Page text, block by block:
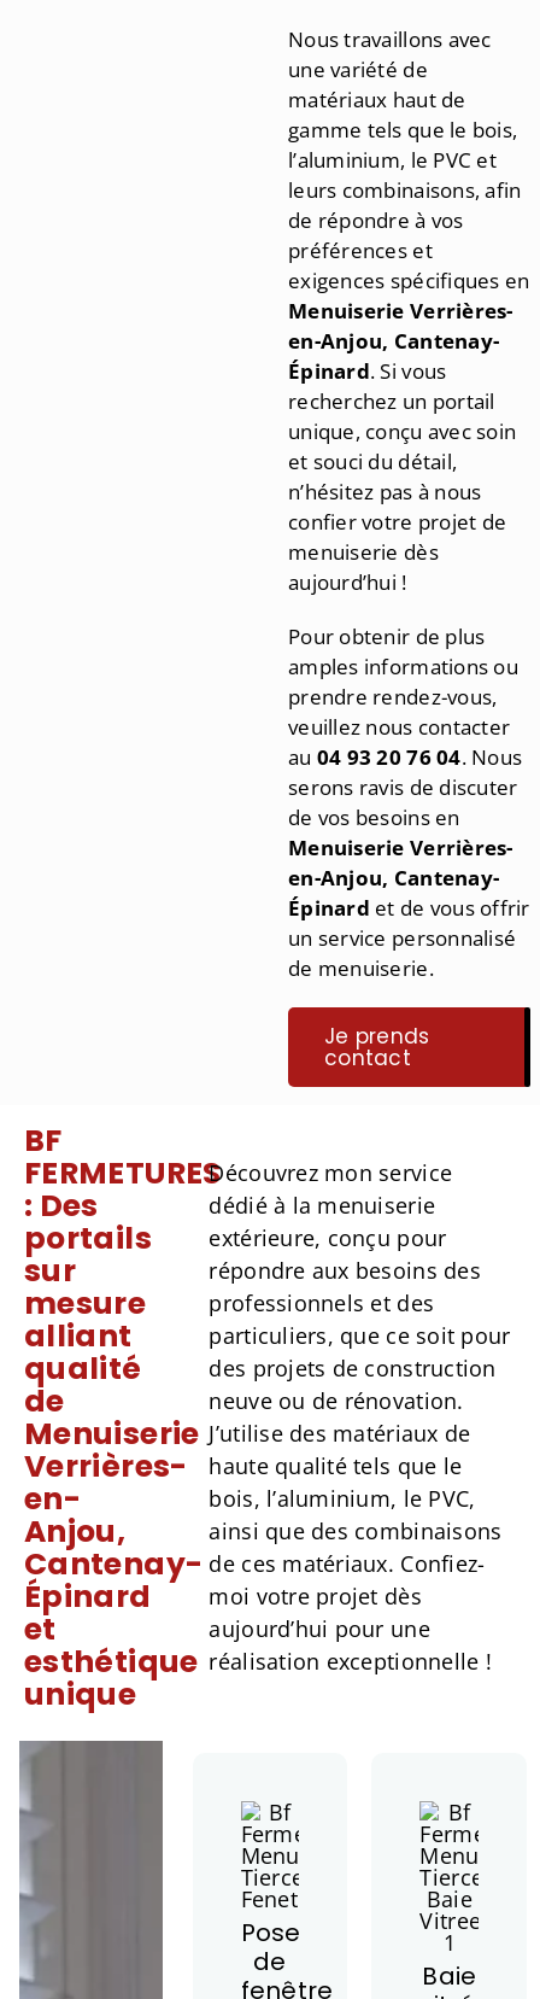
Nous travaillons avec
une variété de
matériaux haut de
gamme tels que le bois,
l’aluminium, le PVC et
leurs combinaisons, afin
de répondre à vos
préférences et
exigences spécifiques en
Menuiserie Verrières-
en-Anjou, Cantenay-
Épinard. Si vous
recherchez un portail
unique, conçu avec soin
et souci du détail,
n’hésitez pas à nous
confier votre projet de
menuiserie dès
aujourd’hui !
Pour obtenir de plus
amples informations ou
prendre rendez-vous,
veuillez nous contacter
au 04 93 20 76 04. Nous
serons ravis de discuter
de vos besoins en
Menuiserie Verrières-
en-Anjou, Cantenay-
Épinard et de vous offrir
un service personnalisé
de menuiserie.
Je prends
contact
BF
FERMETURES
: Des
portails
sur
mesure
alliant
qualité
de
Menuiserie
Verrières-
en-
Anjou,
Cantenay-
Épinard
et
esthétique
unique
Découvrez mon service
dédié à la menuiserie
extérieure, conçu pour
répondre aux besoins des
professionnels et des
particuliers, que ce soit pour
des projets de construction
neuve ou de rénovation.
J’utilise des matériaux de
haute qualité tels que le
bois, l’aluminium, le PVC,
ainsi que des combinaisons
de ces matériaux. Confiez-
moi votre projet dès
aujourd’hui pour une
réalisation exceptionnelle !
Pose
de
fenêtre
Baie